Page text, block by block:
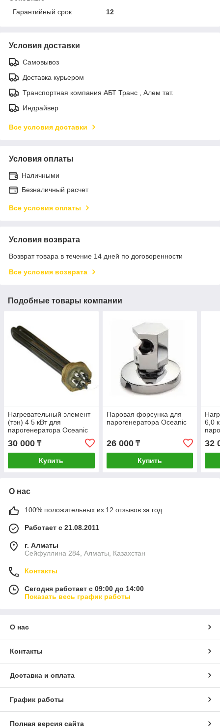
Гарантийный срок
12
Условия доставки
Самовывоз
Доставка курьером
Транспортная компания АБТ Транс , Алем тат.
Индрайвер
Все условия доставки
Условия оплаты
Наличными
Безналичный расчет
Все условия оплаты
Условия возврата
Возврат товара в течение 14 дней по договоренности
Все условия возврата
Подобные товары компании
Нагревательный элемент
(тэн) 4 5 кВт для
парогенератора Oceanic
30 000 ₸
Купить
Паровая форсунка для
парогенератора Oceanic
26 000₸
Купить
6,0
32
О нас
100% положительных из 12 отзывов за год
Работает с 21.08.2011
г. Алматы
Сейфуллина 284, Алматы, Казахстан
Контакты
Сегодня работает с 09:00 до 14:00
Показать весь график работы
О нас
Контакты
Доставка и оплата
График работы
Полная версия сайта